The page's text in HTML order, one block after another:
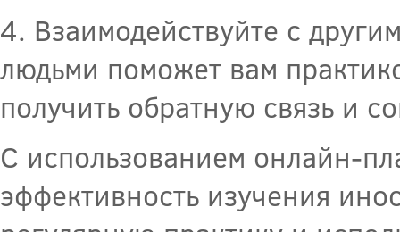
4. Взаимодействуйте с
людьми поможет вам
получить обратную связь и
С использованием онлайн-
эффективность изучения